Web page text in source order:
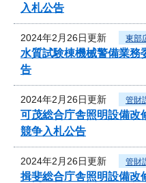
入札公告
2024年2月26日更新 東部
水質試験棟機械警備業務
告
2024年2月26日更新 管財
可茂総合庁舎照明設備改
競争入札公告
2024年2月26日更新 管財
揖斐総合庁舎照明設備改